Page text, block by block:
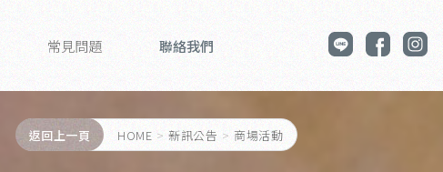
常見問題 聯絡我們
返回上一頁 HOME > 新訊公告 > 商場活動